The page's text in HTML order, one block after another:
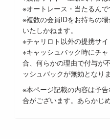
※オートレース・当たるんで
※複数の会員IDをお持ちの
いたしかねます。
※チャリロト以外の提携サイ
※キャッシュバック時にチ
合、何らかの理由で付与が
ッシュバックが無効となりま
※本ページ記載の内容は予
合がございます。あらかじ